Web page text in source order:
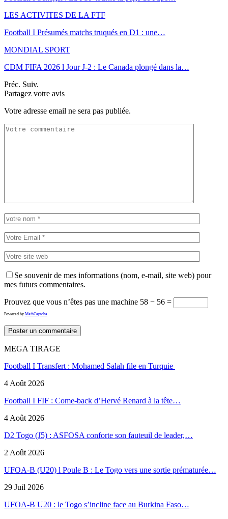
LES ACTIVITES DE LA FTF
Football I Présumés matchs truqués en D1 : une…
MONDIAL SPORT
CDM FIFA 2026 l Jour J-2 : Le Canada plongé dans la…
Préc. Suiv.
Partagez votre avis
Votre adresse email ne sera pas publiée.
Se souvenir de mes informations (nom, e-mail, site web) pour
mes futurs commentaires.
Prouvez que vous n’êtes pas une machine 58 − 56 =
Powered by MathCaptcha
MEGA TIRAGE
Football I Transfert : Mohamed Salah file en Turquie
4 Août 2026
Football I FIF : Come-back d’Hervé Renard à la tête…
4 Août 2026
D2 Togo (J5) : ASFOSA conforte son fauteuil de leader,…
2 Août 2026
UFOA-B (U20) l Poule B : Le Togo vers une sortie prématurée…
29 Juil 2026
UFOA-B U20 : le Togo s’incline face au Burkina Faso…